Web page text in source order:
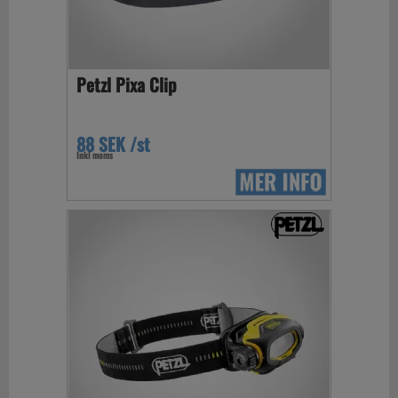
Petzl Pixa Clip
88 SEK /st
Inkl moms